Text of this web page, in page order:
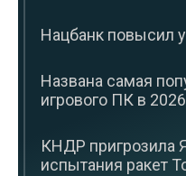
Нацбанк повысил
Названа самая
игрового ПК в
КНДР пригрозила
испытания ракет